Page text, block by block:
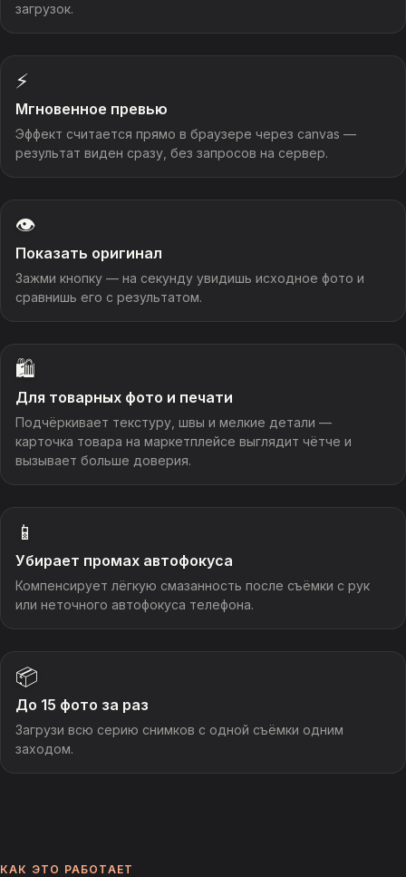
загрузок.
⚡
Мгновенное превью
Эффект считается прямо в браузере через canvas —
результат виден сразу, без запросов на сервер.
👁️
Показать оригинал
Зажми кнопку — на секунду увидишь исходное фото и
сравнишь его с результатом.
🛍️
Для товарных фото и печати
Подчёркивает текстуру, швы и мелкие детали —
карточка товара на маркетплейсе выглядит чётче и
вызывает больше доверия.
📱
Убирает промах автофокуса
Компенсирует лёгкую смазанность после съёмки с рук
или неточного автофокуса телефона.
📦
До 15 фото за раз
Загрузи всю серию снимков с одной съёмки одним
заходом.
КАК ЭТО РАБОТАЕТ